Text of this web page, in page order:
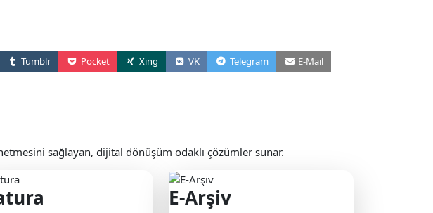
Tumblr Pocket Xing VK Telegram E-Mail
sağlayan, dijital dönüşüm odaklı çözümler sunar.
E-Arşiv